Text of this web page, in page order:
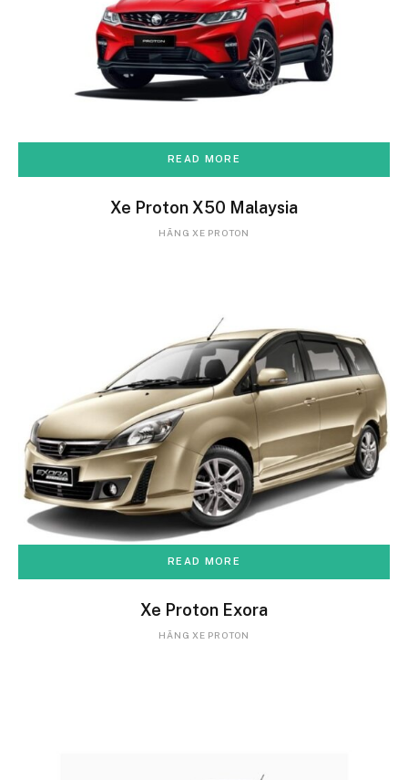
READ MORE
Xe Proton X50 Malaysia
HÃNG XE PROTON
READ MORE
Xe Proton Exora
HÃNG XE PROTON